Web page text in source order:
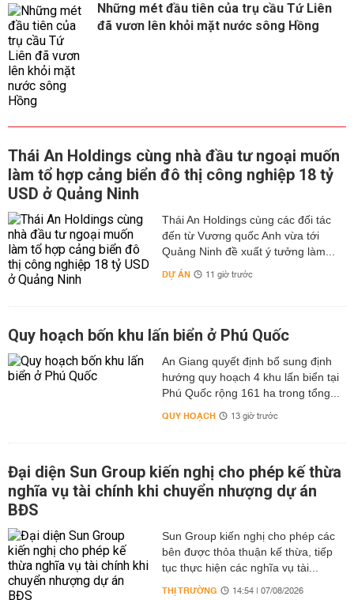
Những mét đầu tiên của trụ cầu Tứ Liên
đã vươn lên khỏi mặt nước sông Hồng
Thái An Holdings cùng nhà đầu tư ngoại muốn
làm tổ hợp cảng biển đô thị công nghiệp 18 tỷ
USD ở Quảng Ninh
Thái An Holdings cùng các đối tác
đến từ Vương quốc Anh vừa tới
Quảng Ninh đề xuất ý tưởng làm...
DỰ ÁN 11 giờ trước
Quy hoạch bốn khu lấn biển ở Phú Quốc
An Giang quyết định bổ sung định
hướng quy hoạch 4 khu lấn biển tại
Phú Quốc rộng 161 ha trong tổng...
QUY HOẠCH 13 giờ trước
Đại diện Sun Group kiến nghị cho phép kế thừa
nghĩa vụ tài chính khi chuyển nhượng dự án
BĐS
Sun Group kiến nghị cho phép các
bên được thỏa thuận kế thừa, tiếp
tục thực hiện các nghĩa vụ tài...
THỊ TRƯỜNG 14:54 | 07/08/2026